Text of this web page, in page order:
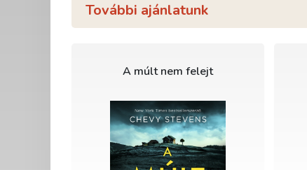
További ajánlatunk
A múlt nem felejt